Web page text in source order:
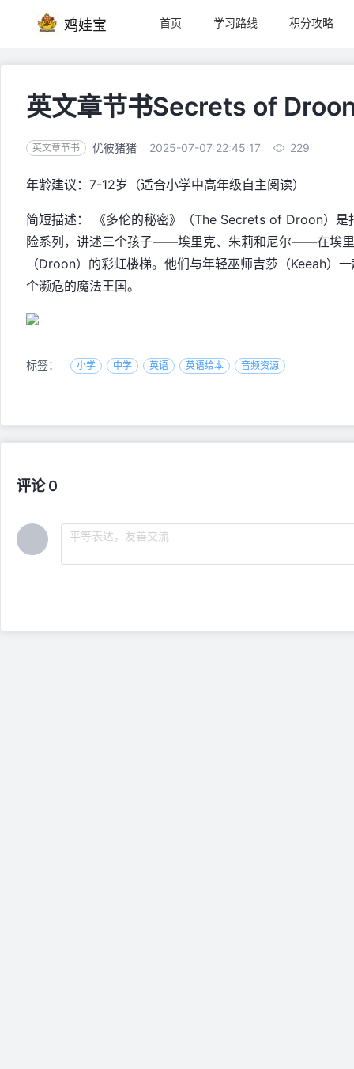
鸡娃宝 首页 学习路线 积分攻略
英文章节书Secrets of
英文章节书 优彼猪猪 2025-07-07 22:45:17 229
年龄建议：7-12岁（适合小学中高年级自主阅读）
简短描述： 《多伦的秘密》（The Secrets of Droon）
险系列，讲述三个孩子——埃里克、朱莉和尼尔——在埃里
（Droon）的彩虹楼梯。他们与年轻巫师吉莎（Keeah）
个濒危的魔法王国。
标签： 小学 中学 英语 英语绘本 音频资源
评论 0